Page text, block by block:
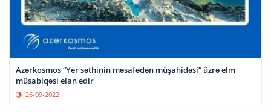
Azərkosmos “Yer səthinin məsafədən müşahidəsi” üzrə elm
müsabiqəsi elan edir
26-09-2022